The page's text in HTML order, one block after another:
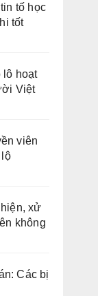
tố học
tốt
lô hoạt
Việt
viên
lộ
xử
không
Các bị